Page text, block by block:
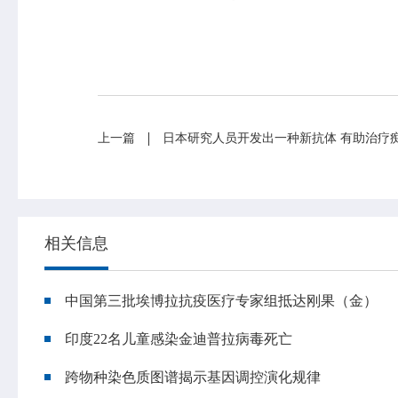
专业服务 科研培训
上一篇 日本研究人员开发出一种新抗体 有助治疗
相关信息
中国第三批埃博拉抗疫医疗专家组抵达刚果（金）
印度22名儿童感染金迪普拉病毒死亡
跨物种染色质图谱揭示基因调控演化规律